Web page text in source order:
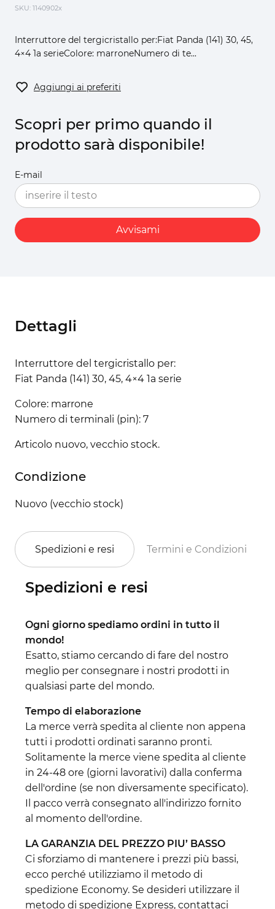
SKU: 1140902x
Interruttore del tergicristallo per:Fiat Panda (141) 30, 45,
4×4 1a serieColore: marroneNumero di te...
Aggiungi ai preferiti
Scopri per primo quando il
prodotto sarà disponibile!
E-mail
Avvisami
Dettagli
Interruttore del tergicristallo per:
Fiat Panda (141) 30, 45, 4×4 1a serie
Colore: marrone
Numero di terminali (pin): 7
Articolo nuovo, vecchio stock.
Condizione
Nuovo (vecchio stock)
Spedizioni e resi Termini e Condizioni
Spedizioni e resi
Ogni giorno spediamo ordini in tutto il
mondo!
Esatto, stiamo cercando di fare del nostro
meglio per consegnare i nostri prodotti in
qualsiasi parte del mondo.
Tempo di elaborazione
La merce verrà spedita al cliente non appena
tutti i prodotti ordinati saranno pronti.
Solitamente la merce viene spedita al cliente
in 24-48 ore (giorni lavorativi) dalla conferma
dell'ordine (se non diversamente specificato).
Il pacco verrà consegnato all'indirizzo fornito
al momento dell'ordine.
LA GARANZIA DEL PREZZO PIU’ BASSO
Ci sforziamo di mantenere i prezzi più bassi,
ecco perché utilizziamo il metodo di
spedizione Economy. Se desideri utilizzare il
metodo di spedizione Express, contattaci